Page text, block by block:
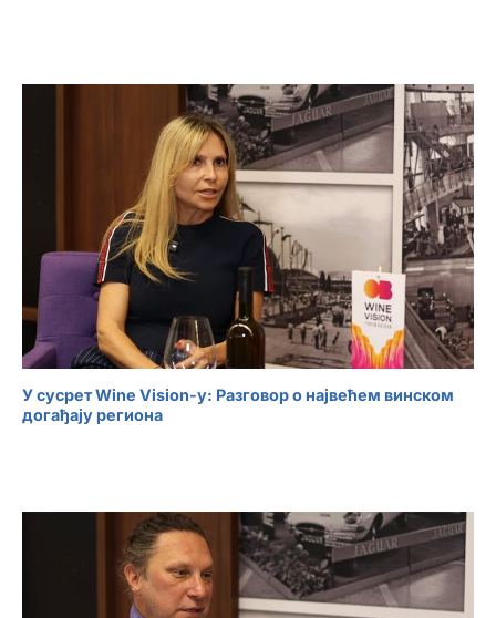
У сусрет Wine Vision-у: Разговор о највећем винском
догађају региона